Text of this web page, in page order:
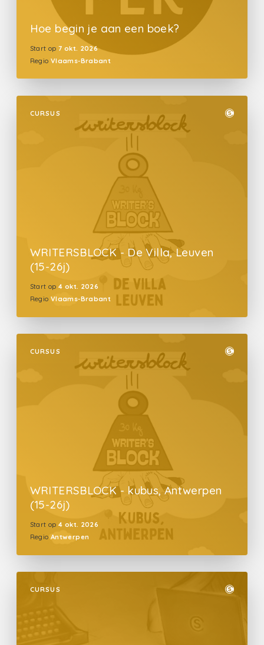
Hoe begin je aan een boek?
Start op 7 okt. 2026
Regio Vlaams-Brabant
CURSUS
WRITERSBLOCK - De Villa, Leuven
(15-26j)
Start op 4 okt. 2026
Regio Vlaams-Brabant
CURSUS
WRITERSBLOCK - kubus, Antwerpen
(15-26j)
Start op 4 okt. 2026
Regio Antwerpen
CURSUS